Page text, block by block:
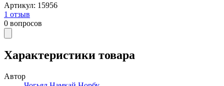
Артикул: 15956
1 отзыв
0 вопросов
Характеристики товара
Автор